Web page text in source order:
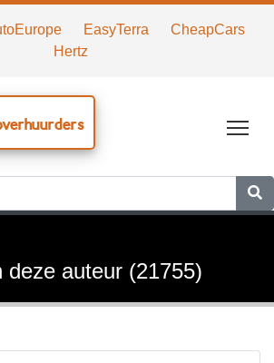
EasyTerra
CheapCars
Hertz
deze auteur (21755)